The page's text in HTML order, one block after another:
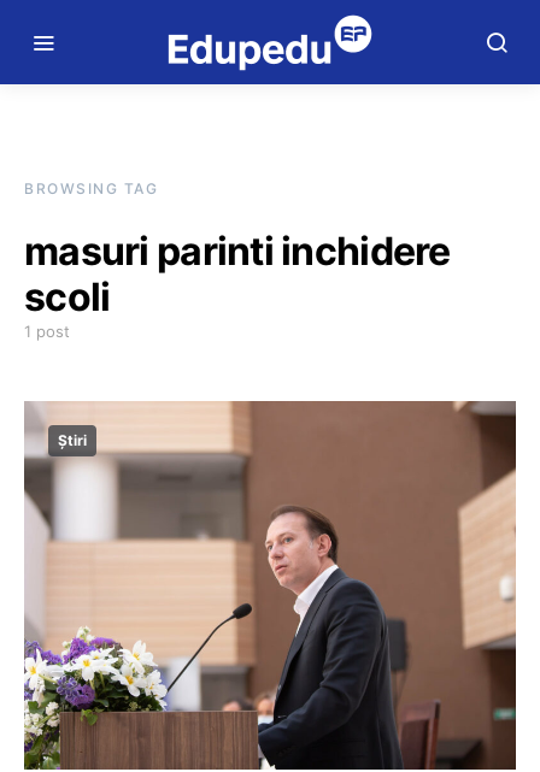
BROWSING TAG
masuri parinti inchidere
scoli
1 post
Știri